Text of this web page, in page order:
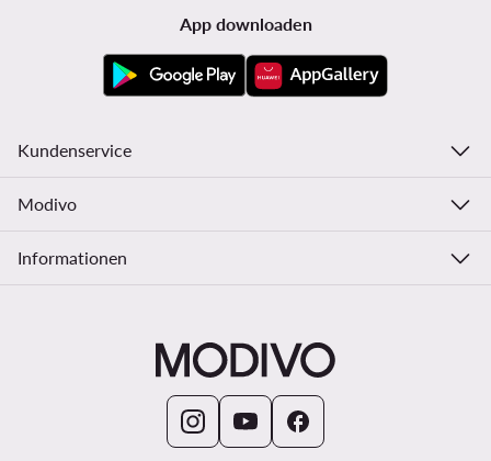
App downloaden
Kundenservice
Modivo
Informationen